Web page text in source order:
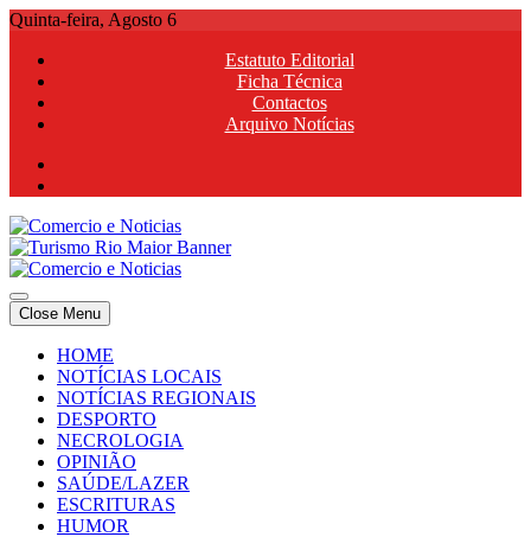
Skip
content
Quinta-feira, Agosto 6
Estatuto Editorial
Ficha Técnica
Contactos
Arquivo Notícias
Comercio e Noticias
Notícias e Publicidade Online
Comercio e Noticias
Notícias e Publicidade Online
Close Menu
HOME
NOTÍCIAS LOCAIS
NOTÍCIAS REGIONAIS
DESPORTO
NECROLOGIA
OPINIÃO
SAÚDE/LAZER
ESCRITURAS
HUMOR